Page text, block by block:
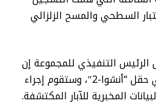
السطحي والمسح الزلزالي
الرئيس التنفيذي للمجموعة إن
الشركة لديها توقعات أولية مهمة في حقل “أنشوا-2″، وستقوم إجراء
المخبرية للآبار المكتشفة.